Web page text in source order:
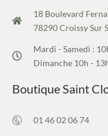
18 Boulevard
78290 Croissy Sur
Mardi - Samedi :
Dimanche 10h -
Boutique Saint
01 46 02 06 74